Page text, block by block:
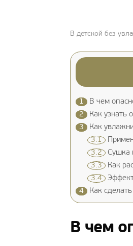
В детской без
1
В чем
2
Как узнать
3
Как
3.1
3.2 Сушка
3.3 Как
3.4
4
Как
В чем